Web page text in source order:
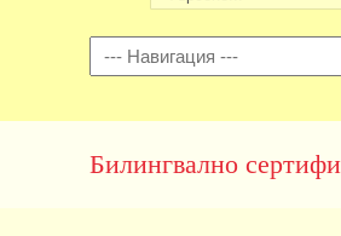
Навигация
Билингвално